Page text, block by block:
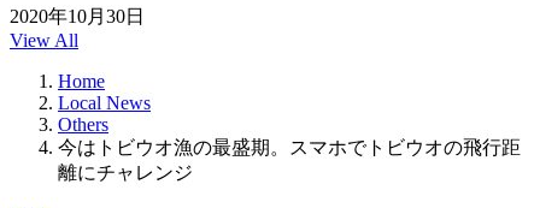
2020年10月30日
View All
Home
Local News
Others
今はトビウオ漁の最盛期。スマホでトビウオの飛行距
離にチャレンジ